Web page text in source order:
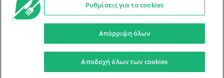
© Dorpon • Μηχανή αναζήτησης για …καλοφαγάδες!
Προστασία Προσωπικών Δεδομένων Όροι Xρήσης
Ο βοηθός μπορεί να κάνει λάθη — ελέγξτε τις συνταγές.
Ρυθμίσεις για τα cookies
Απόρριψη όλων
Αποδοχή όλων των cookies